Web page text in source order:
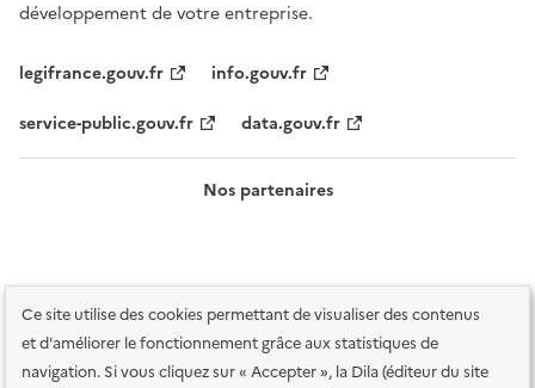
Ce site utilise des cookies permettant de visualiser des contenus
et d'améliorer le fonctionnement grâce aux statistiques de
navigation. Si vous cliquez sur « Accepter », la Dila (éditeur du site
développement de votre entreprise.
legifrance.gouv.fr
info.gouv.fr
service-public.gouv.fr
data.gouv.fr
Nos partenaires